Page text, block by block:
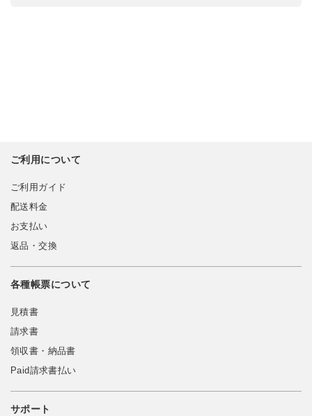
ご利用について
ご利用ガイド
配送料金
お支払い
返品・交換
各種帳票について
見積書
請求書
領収書・納品書
Paid請求書払い
サポート